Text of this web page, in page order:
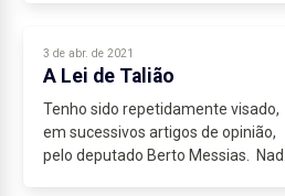
“deslumbrado”...
3 de abr. de 2021
A Lei de Talião
Tenho sido repetidamente visado,
em sucessivos artigos de opinião,
pelo deputado Berto Messias. Nada